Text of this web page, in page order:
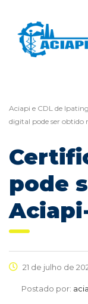
Aciapi e CDL de
digital pode ser obtido
pode
21 de julho de
Postado por: